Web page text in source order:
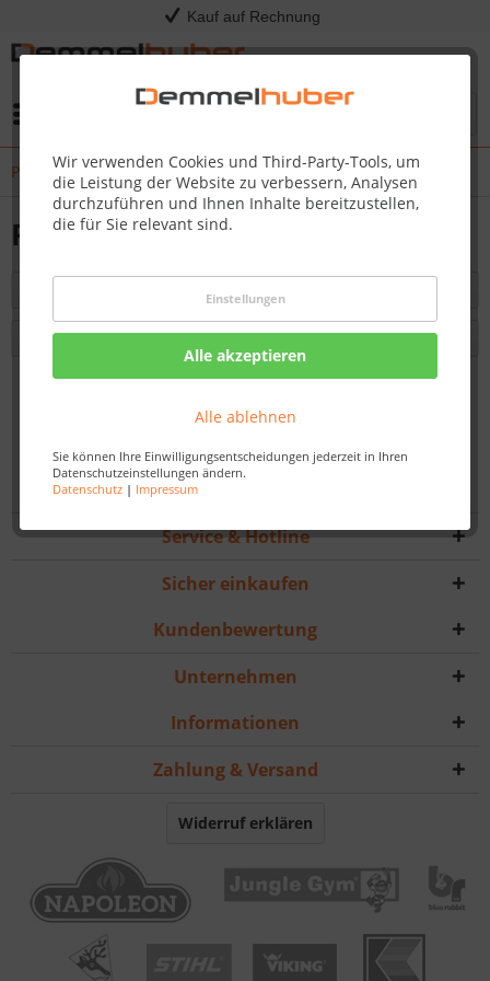
Kauf auf Rechnung
Wir verwenden Cookies und Third-Party-Tools, um
die Leistung der Website zu verbessern, Analysen
durchzuführen und Ihnen Inhalte bereitzustellen,
die für Sie relevant sind.
Einstellungen
Alle akzeptieren
Alle ablehnen
Sie können Ihre Einwilligungsentscheidungen jederzeit in Ihren
Datenschutzeinstellungen ändern.
Datenschutz| Impressum
PRO500
PRO500
Service & Hotline
Sicher einkaufen
Kundenbewertung
Unternehmen
Informationen
Zahlung & Versand
Widerruf erklären